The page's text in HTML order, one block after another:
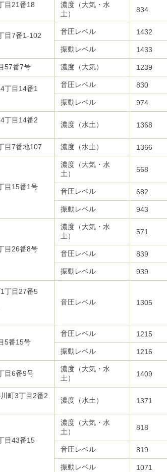
目21番18
濃度（大気・水
土）
834
目7番1-102
音圧レベル 1432
振動レベル 1433
57番7号 濃度（大気） 1239
丁目14番1
音圧レベル 830
振動レベル 974
丁目14番2
濃度（水土） 1368
目7番地107 濃度（水土） 1366
目15番1号
濃度（大気・水
土）
568
音圧レベル 682
振動レベル 943
目26番8号
濃度（大気・水
土）
571
音圧レベル 839
振動レベル 939
丁目27番5
音圧レベル 1305
5番15号
音圧レベル 1215
振動レベル 1216
目6番9号
濃度（大気・水
土）
1409
町3丁目2番2
濃度（水土） 1371
目43番15
濃度（大気・水
土）
818
音圧レベル 819
振動レベル 1071